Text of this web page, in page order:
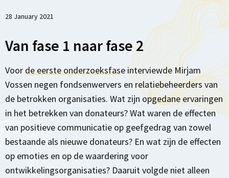
28 January 2021
Van fase 1 naar fase 2
Voor de eerste onderzoeksfase interviewde Mirjam
Vossen negen fondsenwervers en relatiebeheerders van
de betrokken organisaties. Wat zijn opgedane ervaringen
in het betrekken van donateurs? Wat waren de effecten
van positieve communicatie op geefgedrag van zowel
bestaande als nieuwe donateurs? En wat zijn de effecten
op emoties en op de waardering voor
ontwikkelingsorganisaties? Daaruit volgde niet alleen